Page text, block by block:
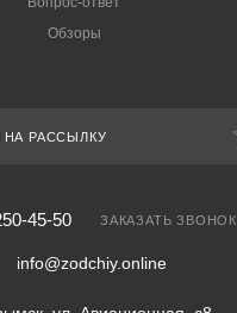
Обзоры
РАССЫЛКУ
45-50 ЗАКАЗАТЬ ЗВОНОК
info@zodchiy.online